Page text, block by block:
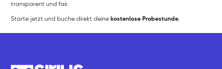
transparent und fair.
Starte jetzt und buche direkt deine kostenlose Probestunde.